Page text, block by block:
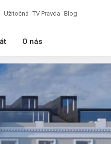
Užitočná TV Pravda Blog
O nás